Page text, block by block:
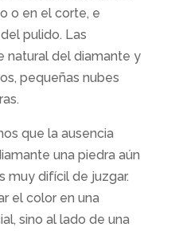
o en el corte, e
pulido. Las
natural del diamante y
pequeñas nubes
que la ausencia
una piedra aún
muy difícil de juzgar.
el color en una
sino al lado de una